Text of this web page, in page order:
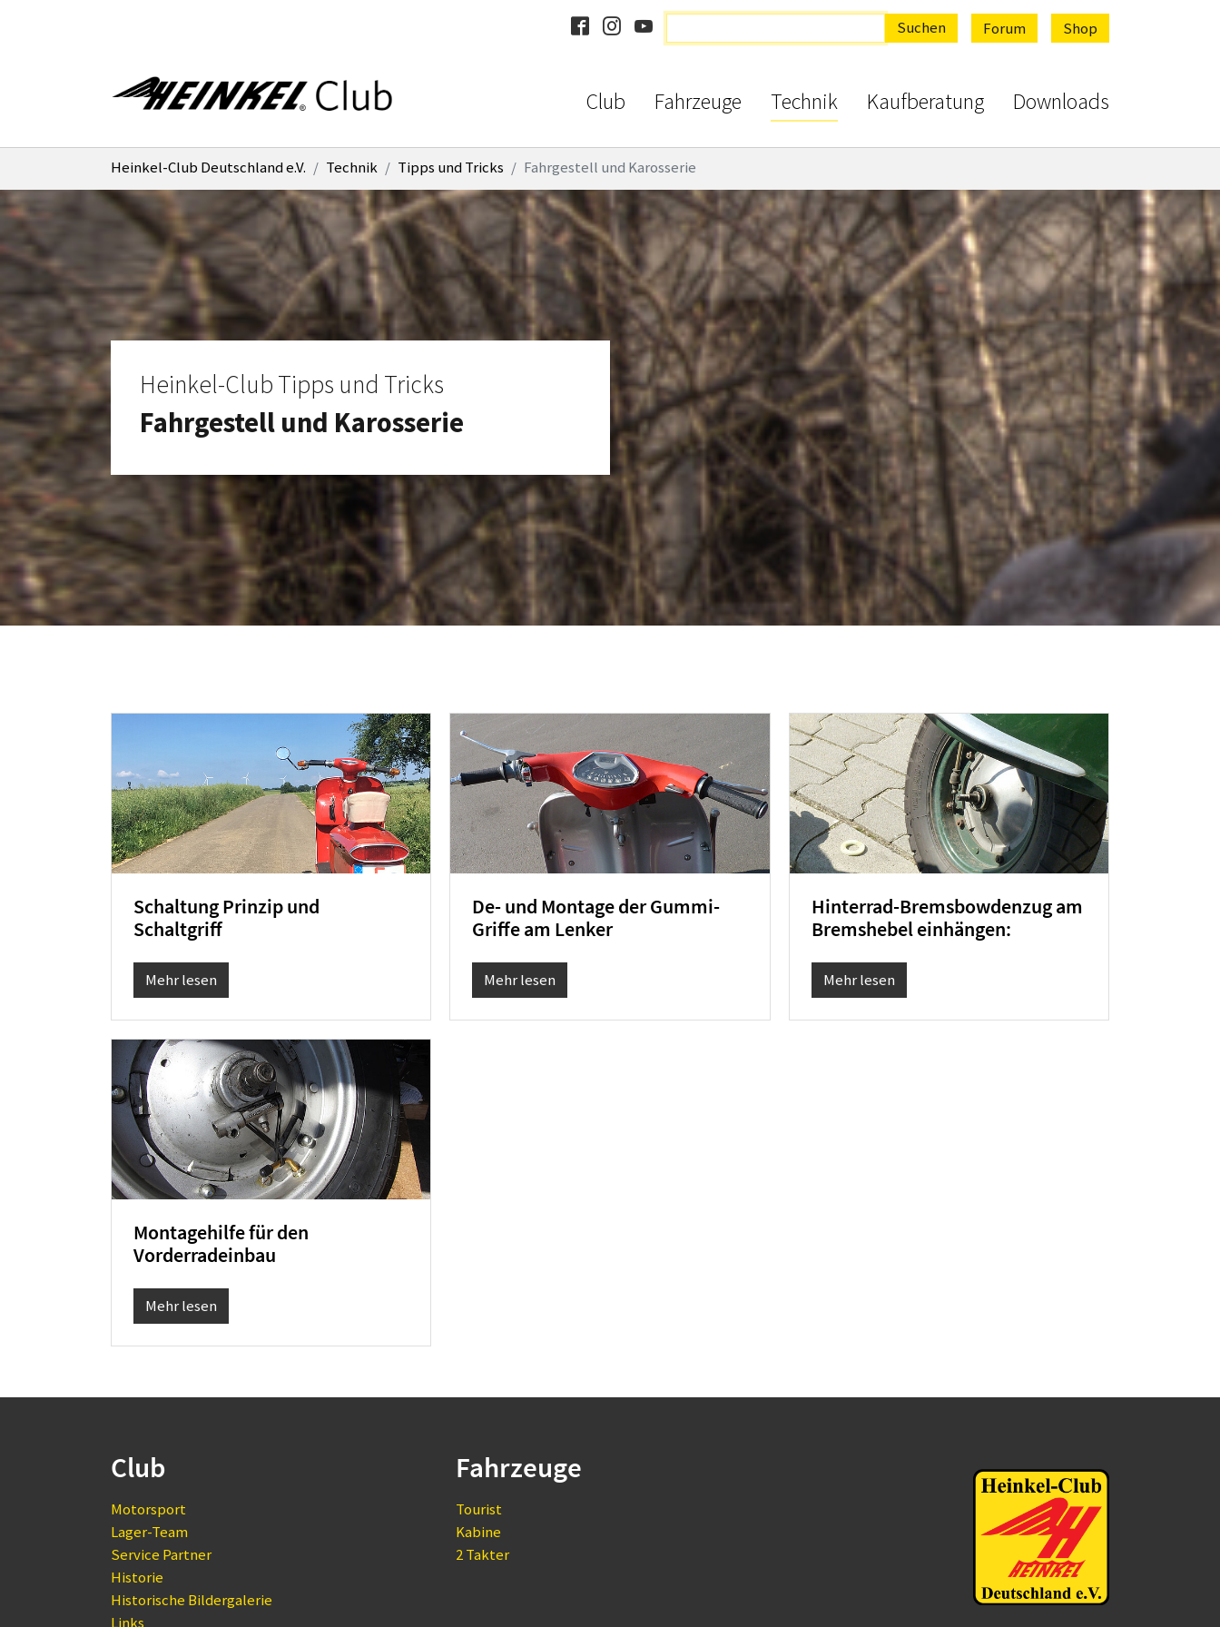
Suchen Forum Shop
Club Fahrzeuge Technik Kaufberatung Downloads
Heinkel-Club Deutschland e.V. Technik Tipps und Tricks Fahrgestell und Karosserie
Heinkel-Club Tipps und Tricks
Fahrgestell und Karosserie
Schaltung Prinzip und
Schaltgriff
Mehr lesen
De- und Montage der Gummi-
Griffe am Lenker
Mehr lesen
Hinterrad-Bremsbowdenzug am
Bremshebel einhängen:
Mehr lesen
Montagehilfe für den
Vorderradeinbau
Mehr lesen
Club
Motorsport
Lager-Team
Service Partner
Historie
Historische Bildergalerie
Links
Fahrzeuge
Tourist
Kabine
2 Takter